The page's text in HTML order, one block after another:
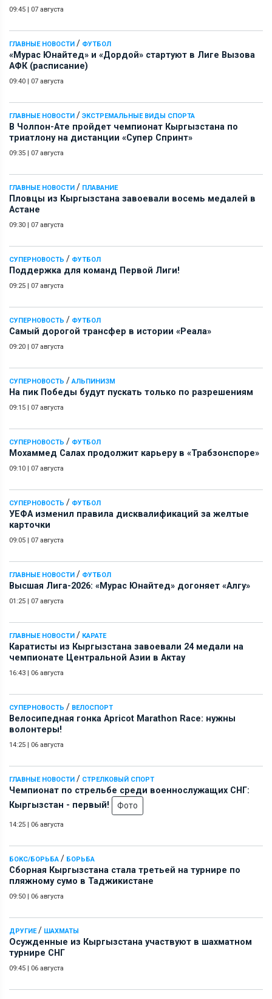
09:45 | 07 августа
ГЛАВНЫЕ НОВОСТИ / ФУТБОЛ
«Мурас Юнайтед» и «Дордой» стартуют в Лиге Вызова
АФК (расписание)
09:40 | 07 августа
ГЛАВНЫЕ НОВОСТИ / ЭКСТРЕМАЛЬНЫЕ ВИДЫ СПОРТА
В Чолпон-Ате пройдет чемпионат Кыргызстана по
триатлону на дистанции «Супер Спринт»
09:35 | 07 августа
ГЛАВНЫЕ НОВОСТИ / ПЛАВАНИЕ
Пловцы из Кыргызстана завоевали восемь медалей в
Астане
09:30 | 07 августа
СУПЕРНОВОСТЬ / ФУТБОЛ
Поддержка для команд Первой Лиги!
09:25 | 07 августа
СУПЕРНОВОСТЬ / ФУТБОЛ
Самый дорогой трансфер в истории «Реала»
09:20 | 07 августа
СУПЕРНОВОСТЬ / АЛЬПИНИЗМ
На пик Победы будут пускать только по разрешениям
09:15 | 07 августа
СУПЕРНОВОСТЬ / ФУТБОЛ
Мохаммед Салах продолжит карьеру в «Трабзонспоре»
09:10 | 07 августа
СУПЕРНОВОСТЬ / ФУТБОЛ
УЕФА изменил правила дисквалификаций за желтые
карточки
09:05 | 07 августа
ГЛАВНЫЕ НОВОСТИ / ФУТБОЛ
Высшая Лига-2026: «Мурас Юнайтед» догоняет «Алгу»
01:25 | 07 августа
ГЛАВНЫЕ НОВОСТИ / КАРАТЕ
Каратисты из Кыргызстана завоевали 24 медали на
чемпионате Центральной Азии в Актау
16:43 | 06 августа
СУПЕРНОВОСТЬ / ВЕЛОСПОРТ
Велосипедная гонка Apricot Marathon Race: нужны
волонтеры!
14:25 | 06 августа
ГЛАВНЫЕ НОВОСТИ / СТРЕЛКОВЫЙ СПОРТ
Чемпионат по стрельбе среди военнослужащих СНГ:
Кыргызстан - первый!
Фото
14:25 | 06 августа
БОКС/БОРЬБА / БОРЬБА
Сборная Кыргызстана стала третьей на турнире по
пляжному сумо в Таджикистане
09:50 | 06 августа
ДРУГИЕ/ ШАХМАТЫ
Осужденные из Кыргызстана участвуют в шахматном
турнире СНГ
09:45 | 06 августа